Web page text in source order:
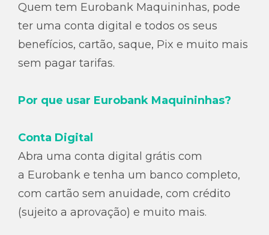
Quem tem Eurobank Maquininhas, pode
ter uma conta digital e todos os seus
benefícios, cartão, saque, Pix e muito mais
sem pagar tarifas.
Por que usar Eurobank Maquininhas?
Conta Digital
Abra uma conta digital grátis com
a Eurobank e tenha um banco completo,
com cartão sem anuidade, com crédito
(sujeito a aprovação) e muito mais.